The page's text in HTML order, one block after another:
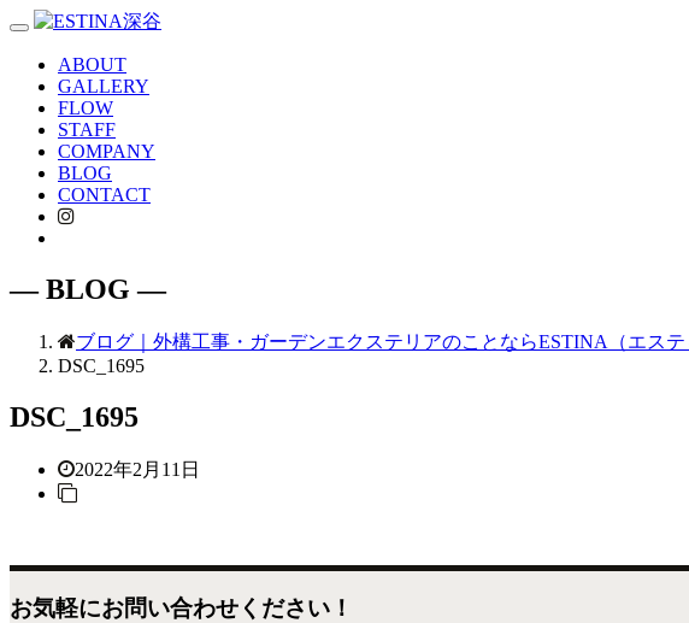
Toggle
navigation
ABOUT
GALLERY
FLOW
STAFF
COMPANY
BLOG
CONTACT
― BLOG ―
ブログ｜外構工事・ガーデンエクステリアのことならESTINA（エス
DSC_1695
DSC_1695
2022年2月11日
お気軽にお問い合わせください！